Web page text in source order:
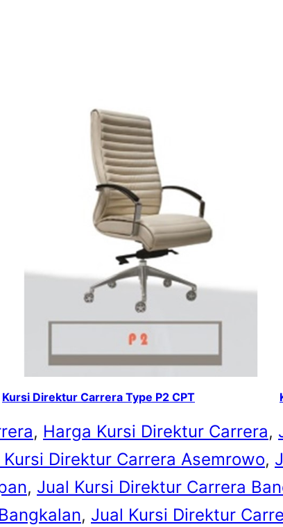
Kursi Direktur Carrera Type P2 CPT
, Harga Kursi Direktur Carrera,
Kursi Direktur Carrera Asemrowo,
, Jual Kursi Direktur Carrera
, Jual Kursi Direktur